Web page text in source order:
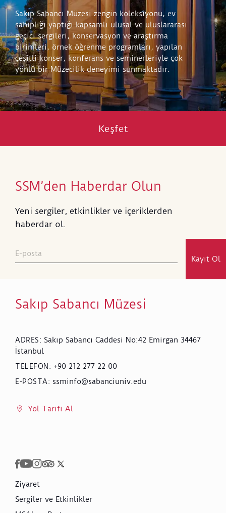
Sakıp Sabancı Müzesi zengin koleksiyonu, ev
sahipliği yaptığı kapsamlı ulusal ve uluslararası
geçici sergileri, konservasyon ve araştırma
birimleri, örnek öğrenme programları, yapılan
çeşitli konser, konferans ve seminerleriyle çok
yönlü bir Müzecilik deneyimi sunmaktadır.
Keşfet
SSM’den Haberdar Olun
Yeni sergiler, etkinlikler ve içeriklerden
haberdar ol.
Kayıt Ol
Sakıp Sabancı Müzesi
ADRES: Sakıp Sabancı Caddesi No:42 Emirgan 34467
İstanbul
TELEFON : +90 212 277 22 00
E-POSTA: ssminfo@sabanciuniv.edu
Yol Tarifi Al
Ziyaret
Sergiler ve Etkinlikler